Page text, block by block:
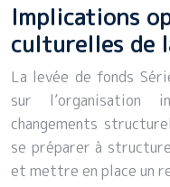
Implications
culturelles de
La levée de fonds
sur l’organisation
changements
se préparer à
et mettre en place un